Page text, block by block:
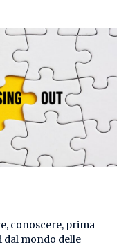
conoscere, prima
dal mondo delle